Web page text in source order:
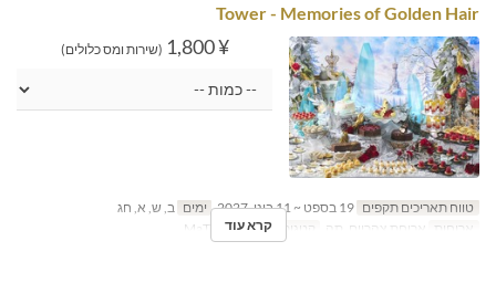
Tower - Memories of Golden Hair
¥ 1,800 (שירות ומס כלולים)
טווח תאריכים תקפים ימים ב, ש, א, חג
ארוחות ארוחת צהריים, תה קטגוריית מקום MaTiira
קרא עוד